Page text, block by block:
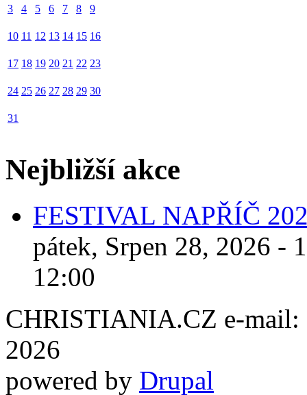
3 4 5 6 7 8 9
10 11 12 13 14 15 16
17 18 19 20 21 22 23
24 25 26 27 28 29 30
31
Nejbližší akce
FESTIVAL NAPŘÍČ
pátek, Srpen 28, 2026 -
12:00
CHRISTIANIA.CZ e-mail:
2026
powered by Drupal